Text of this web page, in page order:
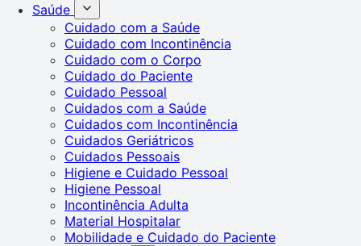
Saúde
Cuidado com a Saúde
Cuidado com Incontinência
Cuidado com o Corpo
Cuidado do Paciente
Cuidado Pessoal
Cuidados com a Saúde
Cuidados com Incontinência
Cuidados Geriátricos
Cuidados Pessoais
Higiene e Cuidado Pessoal
Higiene Pessoal
Incontinência Adulta
Material Hospitalar
Mobilidade e Cuidado do Paciente